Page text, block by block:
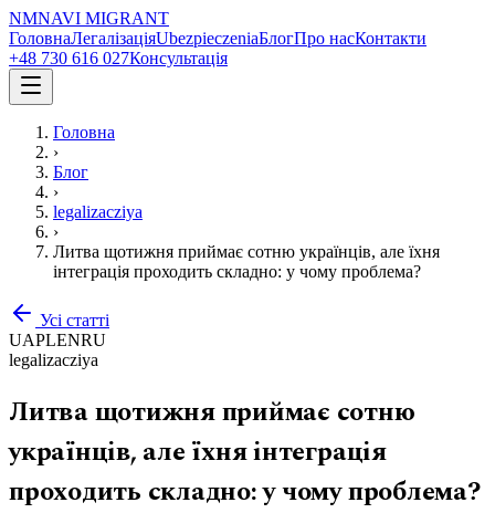
NMNAVI MIGRANT
ГоловнаЛегалізаціяUbezpieczeniaБлогПро насКонтакти
+48 730 616 027Консультація
Головна
›
Блог
›
legalizacziya
›
Литва щотижня приймає сотню українців, але їхня
інтеграція проходить складно: у чому проблема?
Усі статті
UAPLENRU
legalizacziya
Литва щотижня приймає сотню
українців, але їхня інтеграція
проходить складно: у чому проблема?